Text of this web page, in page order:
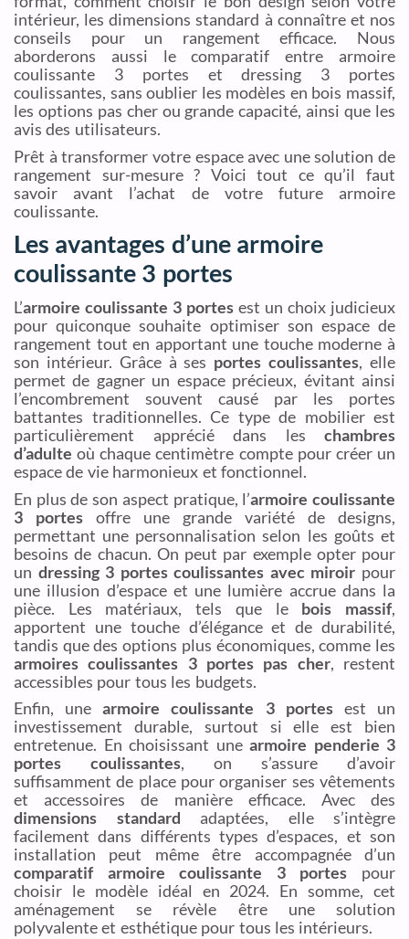
intérieur, les dimensions standard à connaître et nos
conseils pour un rangement efficace. Nous
aborderons aussi le comparatif entre armoire
coulissante 3 portes et dressing 3 portes
coulissantes, sans oublier les modèles en bois massif,
les options pas cher ou grande capacité, ainsi que les
avis des utilisateurs.
Prêt à transformer votre espace avec une solution de
rangement sur-mesure ? Voici tout ce qu’il faut
savoir avant l’achat de votre future armoire
coulissante.
Les avantages d’une armoire
coulissante 3 portes
L’armoire coulissante 3 portes est un choix judicieux
pour quiconque souhaite optimiser son espace de
rangement tout en apportant une touche moderne à
son intérieur. Grâce à ses portes coulissantes, elle
permet de gagner un espace précieux, évitant ainsi
l’encombrement souvent causé par les portes
battantes traditionnelles. Ce type de mobilier est
particulièrement apprécié dans les chambres
d’adulte où chaque centimètre compte pour créer un
espace de vie harmonieux et fonctionnel.
En plus de son aspect pratique, l’armoire coulissante
3 portes offre une grande variété de designs,
permettant une personnalisation selon les goûts et
besoins de chacun. On peut par exemple opter pour
un dressing 3 portes coulissantes avec miroir pour
une illusion d’espace et une lumière accrue dans la
pièce. Les matériaux, tels que le bois massif,
apportent une touche d’élégance et de durabilité,
tandis que des options plus économiques, comme les
armoires coulissantes 3 portes pas cher, restent
accessibles pour tous les budgets.
Enfin, unearmoire coulissante 3 portesest un
investissement durable, surtout si elle est bien
entretenue. En choisissant une armoire penderie 3
portes coulissantes, on s’assure d’avoir
suffisamment de place pour organiser ses vêtements
et accessoires de manière efficace. Avec des
dimensions standard adaptées, elle s’intègre
facilement dans différents types d’espaces, et son
installation peut même être accompagnée d’un
comparatif armoire coulissante 3 portes pour
choisir le modèle idéal en 2024. En somme, cet
aménagement se révèle être une solution
polyvalente et esthétique pour tous les intérieurs.